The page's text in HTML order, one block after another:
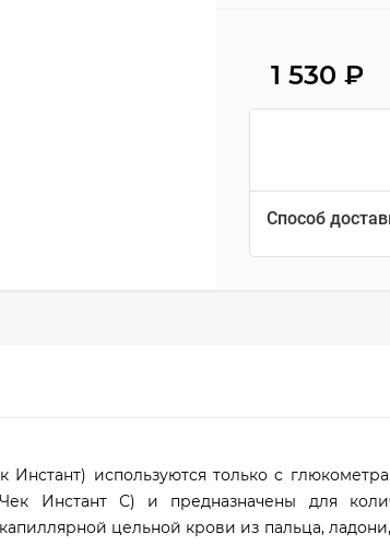
1 530₽
Способ
Инстант) используются только с
Инстант С) и предназначены для
цельной крови из пальца,